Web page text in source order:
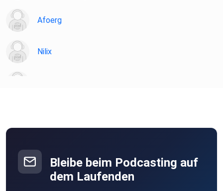
Afoerg
Nilix
Münster-Sarmsheim
Kathrin1506
Bleibe beim Podcasting auf
dem Laufenden